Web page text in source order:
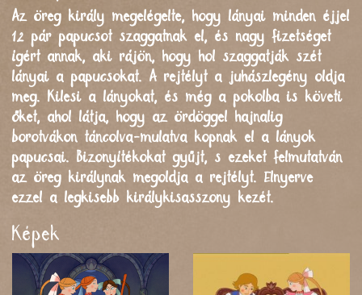
Az öreg király megelégelte, hogy lányai minden éjjel
12 pár papucsot szaggatnak el, és nagy fizetséget
ígért annak, aki rájön, hogy hol szaggatják szét
lányai a papucsokat. A rejtélyt a juhászlegény oldja
meg. Kilesi a lányokat, és még a pokolba is követi
őket, ahol látja, hogy az ördöggel hajnalig
borotvákon táncolva-mulatva kopnak el a lányok
papucsai. Bizonyítékokat gyűjt, s ezeket felmutatván
az öreg királynak megoldja a rejtélyt. Elnyerve
ezzel a legkisebb királykisasszony kezét.
Képek